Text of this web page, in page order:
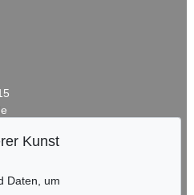
525 - Lot 220
€ 275.000
Kunst
Daten, um